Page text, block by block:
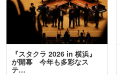
『スタクラ 2026 in 横浜』
が開幕 今年も多彩なス
テ…